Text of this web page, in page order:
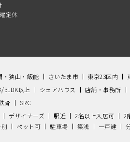
定休
・狭山・飯能 さいたま市 東京23区内
3LDK以上 シェアハウス 店舗・事務所
骨
SRC
デザイナーズ 駅近 2名以上入居可 2
ペット可 駐車場 築浅 一戸建